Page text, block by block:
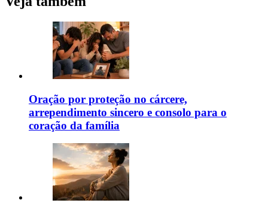
Oração por proteção no cárcere,
arrependimento sincero e consolo para o
coração da família